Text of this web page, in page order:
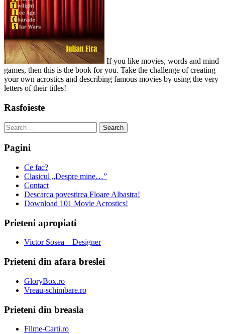
If you like movies, words and mind
games, then this is the book for you. Take the challenge of creating
your own acrostics and describing famous movies by using the very
letters of their titles!
Rasfoieste
Search
for:
Pagini
Ce fac?
Clasicul „Despre mine…”
Contact
Descarca povestirea Floare Albastra!
Download 101 Movie Acrostics!
Prieteni apropiati
Victor Sosea – Designer
Prieteni din afara breslei
GloryBox.ro
Vreau-schimbare.ro
Prieteni din breasla
Filme-Carti.ro